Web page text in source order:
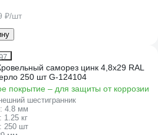
₽/шт
саморез цинк 4,8x29 RAL
250 шт G-124104
покрытие – для защиты от коррозии
шестигранник
4.8 мм
1.25 кг
250 шт